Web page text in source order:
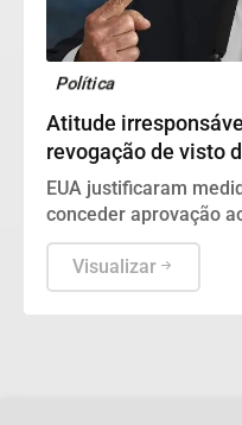
Política
Atitude
revogação de visto
EUA justificaram
conceder aprovação
assumir embaixada no
Visualizar